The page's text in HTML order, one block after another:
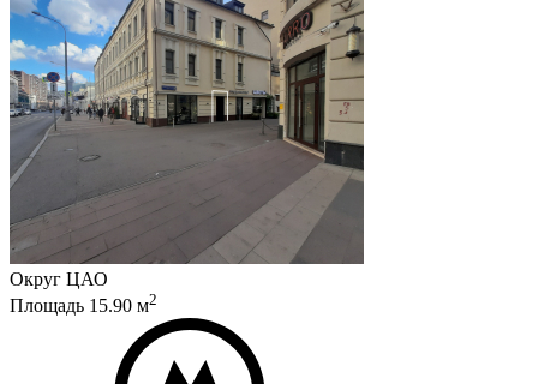
Округ ЦАО
Площадь 15.90 м2